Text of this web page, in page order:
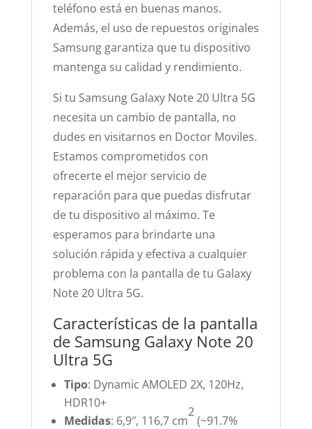
teléfono está en buenas manos.
Además, el uso de repuestos originales
Samsung garantiza que tu dispositivo
mantenga su calidad y rendimiento.
Si tu Samsung Galaxy Note 20 Ultra 5G
necesita un cambio de pantalla, no
dudes en visitarnos en Doctor Moviles.
Estamos comprometidos con
ofrecerte el mejor servicio de
reparación para que puedas disfrutar
de tu dispositivo al máximo. Te
esperamos para brindarte una
solución rápida y efectiva a cualquier
problema con la pantalla de tu Galaxy
Note 20 Ultra 5G.
Características de la pantalla
de Samsung Galaxy Note 20
Ultra 5G
Tipo: Dynamic AMOLED 2X, 120Hz,
HDR10+
Medidas: 6,9″, 116,7 cm
2
(~91.7%